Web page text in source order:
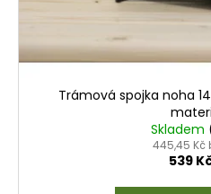
Trámová spojka noha
Skladem
445,45 Kč
539